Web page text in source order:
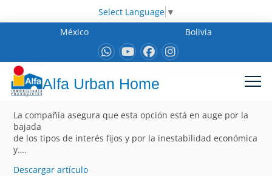
Select Language ▼
México
Bolivia
Alfa Urban Home
La compañía asegura que esta opción está en auge por la
bajada
de los tipos de interés fijos y por la inestabilidad económica
y….
Descargar artículo